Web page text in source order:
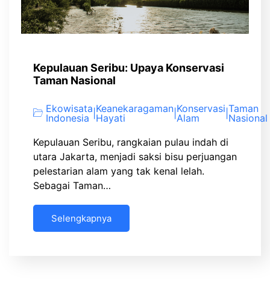
Kepulauan Seribu: Upaya Konservasi
Taman Nasional
Ekowisata
Indonesia
Keanekaragaman
Hayati
Konservasi
Alam
Taman
Nasional
Kepulauan Seribu, rangkaian pulau indah di
utara Jakarta, menjadi saksi bisu perjuangan
pelestarian alam yang tak kenal lelah.
Sebagai Taman…
Selengkapnya